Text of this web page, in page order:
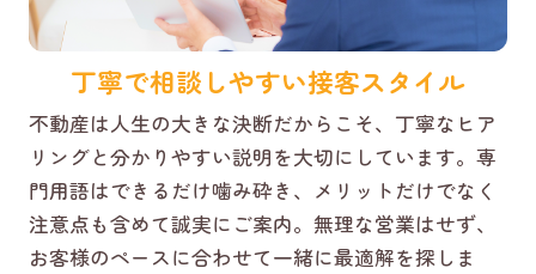
丁寧で相談しやすい接客スタイル
不動産は人生の大きな決断だからこそ、丁寧なヒア
リングと分かりやすい説明を大切にしています。専
門用語はできるだけ噛み砕き、メリットだけでなく
注意点も含めて誠実にご案内。無理な営業はせず、
お客様のペースに合わせて一緒に最適解を探しま